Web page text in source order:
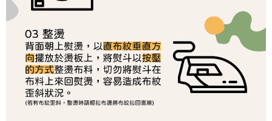
請求用戶進行身份認證。
５．嚴禁一人註冊多個帳號或使用他人資訊註冊。若發現惡意使用之情形，
恩沛科技股份有限公司將有權停止該用戶之使用額度並採取法律行動。